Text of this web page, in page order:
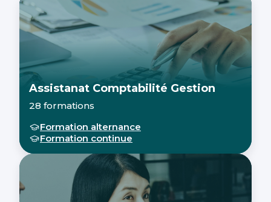
Assistanat Comptabilité Gestion
28 formations
Formation alternance
Formation continue